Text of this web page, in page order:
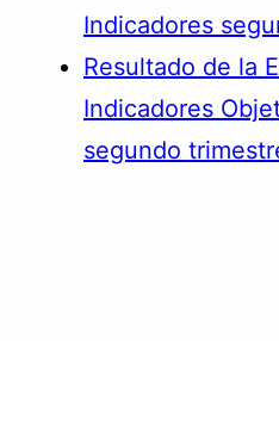
Indicadores
Resultado de la
Indicadores
segundo